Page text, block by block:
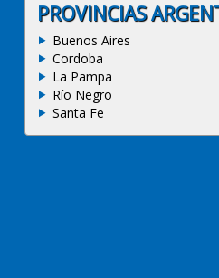
PROVINCIAS
Buenos Aires
Cordoba
La Pampa
Río Negro
Santa Fe